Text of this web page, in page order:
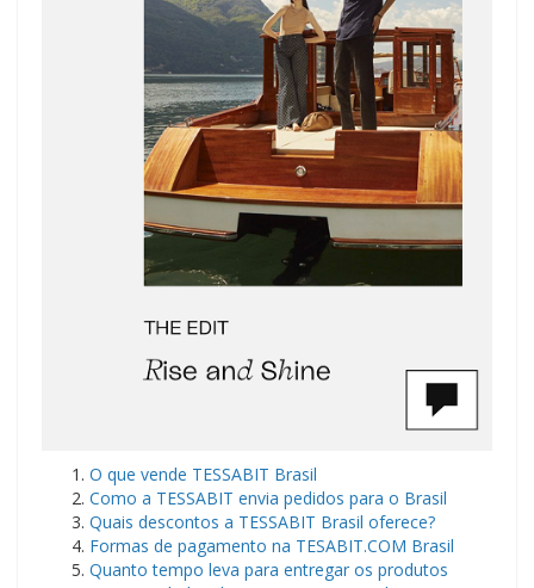
​O que vende TESSABIT Brasil
Como a TESSABIT envia pedidos para o Brasil
Quais descontos a TESSABIT Brasil oferece?
Formas de pagamento na TESABIT.COM Brasil
Quanto tempo leva para entregar os produtos